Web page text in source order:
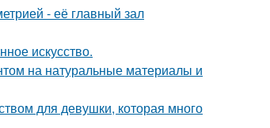
- её главный зал
искусство.
на натуральные материалы и
для девушки, которая много